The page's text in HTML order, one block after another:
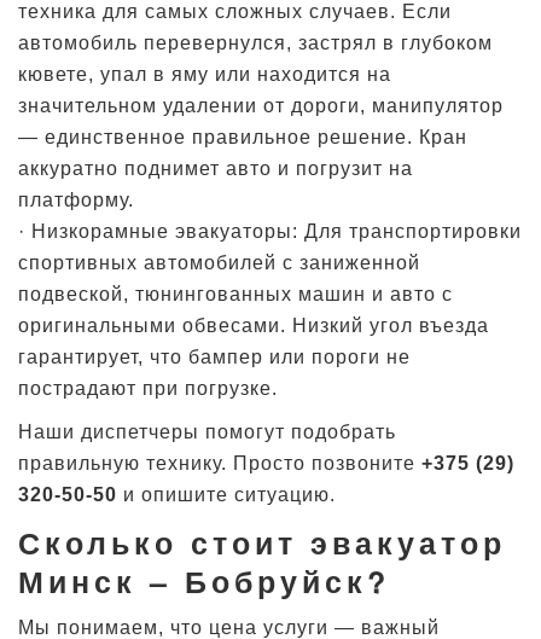
техника для самых сложных случаев. Если
автомобиль перевернулся, застрял в глубоком
кювете, упал в яму или находится на
значительном удалении от дороги, манипулятор
— единственное правильное решение. Кран
аккуратно поднимет авто и погрузит на
платформу.
· Низкорамные эвакуаторы: Для транспортировки
спортивных автомобилей с заниженной
подвеской, тюнингованных машин и авто с
оригинальными обвесами. Низкий угол въезда
гарантирует, что бампер или пороги не
пострадают при погрузке.
Наши диспетчеры помогут подобрать
правильную технику. Просто позвоните +375 (29)
320-50-50 и опишите ситуацию.
Сколько стоит эвакуатор
Минск – Бобруйск?
Мы понимаем, что цена услуги — важный